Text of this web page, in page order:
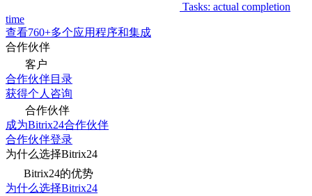
Tasks: actual completion
time
查看760+多个应用程序和集成
合作伙伴
客户
合作伙伴目录
获得个人咨询
合作伙伴
成为Bitrix24合作伙伴
合作伙伴登录
为什么选择Bitrix24
Bitrix24的优势
为什么选择Bitrix24